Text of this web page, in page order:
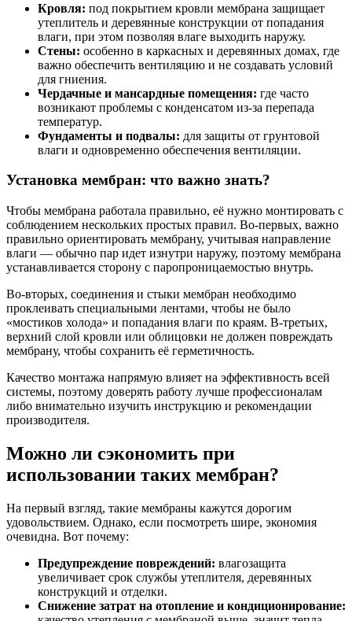
Кровля: под покрытием кровли мембрана защищает
утеплитель и деревянные конструкции от попадания
влаги, при этом позволяя влаге выходить наружу.
Стены: особенно в каркасных и деревянных домах, где
важно обеспечить вентиляцию и не создавать условий
для гниения.
Чердачные и мансардные помещения: где часто
возникают проблемы с конденсатом из-за перепада
температур.
Фундаменты и подвалы: для защиты от грунтовой
влаги и одновременно обеспечения вентиляции.
Установка мембран: что важно знать?
Чтобы мембрана работала правильно, её нужно монтировать с
соблюдением нескольких простых правил. Во-первых, важно
правильно ориентировать мембрану, учитывая направление
влаги — обычно пар идет изнутри наружу, поэтому мембрана
устанавливается сторону с паропроницаемостью внутрь.
Во-вторых, соединения и стыки мембран необходимо
проклеивать специальными лентами, чтобы не было
«мостиков холода» и попадания влаги по краям. В-третьих,
верхний слой кровли или облицовки не должен повреждать
мембрану, чтобы сохранить её герметичность.
Качество монтажа напрямую влияет на эффективность всей
системы, поэтому доверять работу лучше профессионалам
либо внимательно изучить инструкцию и рекомендации
производителя.
Можно ли сэкономить при
использовании таких мембран?
На первый взгляд, такие мембраны кажутся дорогим
удовольствием. Однако, если посмотреть шире, экономия
очевидна. Вот почему:
Предупреждение повреждений: влагозащита
увеличивает срок службы утеплителя, деревянных
конструкций и отделки.
Снижение затрат на отопление и кондиционирование: